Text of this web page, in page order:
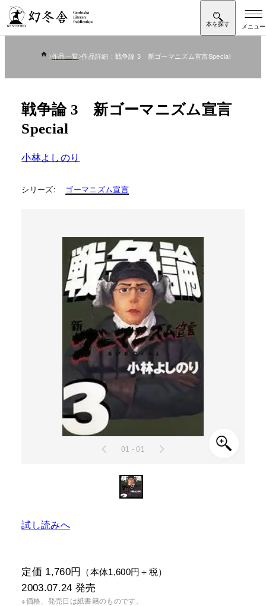
作品一覧 作品詳細：戦争論 3 新ゴーマニズム宣言Special
戦争論 3 新ゴーマニズム宣言
Special
小林よしのり
シリーズ: ゴーマニズム宣言
01 - 01
試し読みへ
定価 1,760円 （本体1,600円＋税）
2003.07.24 発売
※価格、発売日は紙書籍のものです。